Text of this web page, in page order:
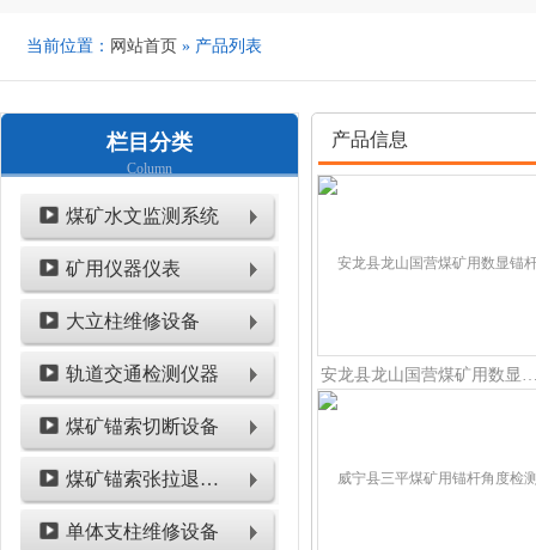
当前位置： 网站首页 » 产品列表
栏目分类
Column
煤矿水文监测系统
矿用仪器仪表
大立柱维修设备
轨道交通检测仪器
煤矿锚索切断设备
煤矿锚索张拉退锚设备
单体支柱维修设备
产品信息
安龙县龙山国营煤矿用数